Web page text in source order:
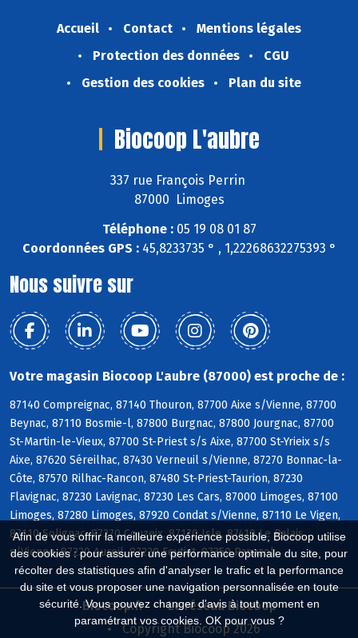
Afin de vous offrir la meilleure expérience possible, Biocoop utilise
des cookies : pour assurer une performance optimale du site, pour
récolter des statistiques afin d'analyser le trafic et la performance
du site et vous proposer une navigation personnalisée en toute
sécurité. Vous pouvez changer d'avis à tout moment en
paramétrant vos cookies. OK pour vous ?
Accueil Contact
Mentions légales
Protection des données
CGU
Gestion des cookies
Plan du site
Biocoop L'aubre
337 rue François Perrin
87000 Limoges
Téléphone :05 19 08 01 87
Coordonnées GPS :45,8233735 ° , 1,22268632275393 °
Nous suivre sur
Votre magasin Biocoop L'aubre (87000) est proche de :
87140 Compreignac, 87140 Thouron, 87700 Aixe s/Vienne, 87700
Beynac, 87110 Bosmie-l, 87800 Burgnac, 87800 Jourgnac, 87700
St-Martin-le-Vieux, 87700 St-Priest s/s Aixe, 87700 St-Yrieix s/s
Aixe, 87620 Séreilhac, 87430 Verneuil s/Vienne, 87270 Bonnac-la-
Côte, 87570 Rilhac-Rancon, 87480 St-Priest-Taurion, 87230
Flavignac, 87230 Lavignac, 87230 Les Cars, 87000 Limoges, 87100
Limoges, 87280 Limoges, 87920 Condat s/Vienne, 87110 Le Vigen,
87110 Solignac, 87270 Couzeix, 87170 Isle, 87410 Le Palais
s/Vienne, 87220 Aureil, 87220 Feytiat, 87350 Panazol
Biocoop.fr
Le réseau Biocoop
Copyright Biocoop 2026